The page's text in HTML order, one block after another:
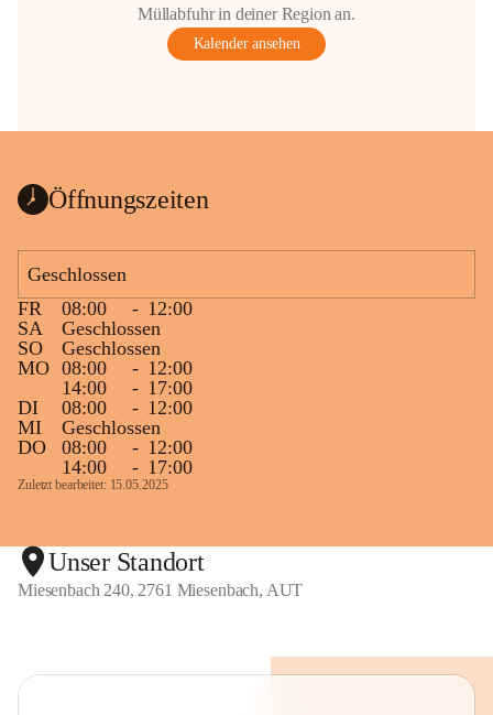
Müllabfuhr in deiner Region an.
Kalender ansehen
Öffnungszeiten
Geschlossen
FR
08:00 - 12:00
SA
Geschlossen
SO
Geschlossen
MO 08:00 - 12:00
14:00
- 17:00
DI
08:00 - 12:00
MI
Geschlossen
DO
08:00 - 12:00
14:00
- 17:00
Zuletzt bearbeitet: 15.05.2025
Unser Standort
Miesenbach 240, 2761 Miesenbach, AUT